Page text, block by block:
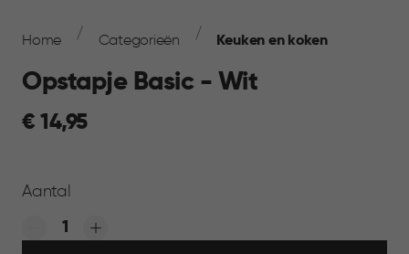
Navigation
Home Categorieën Keuken en koken
Opstapje Basic - Wit
€
€ 14,95
Aantal
Quantity: